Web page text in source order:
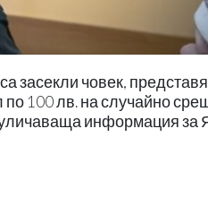
засекли човек,
100 лв. на случайно
уличаваща информация за